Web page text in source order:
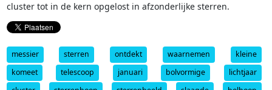
cluster tot in de kern opgelost in afzonderlijke sterren.
messier sterren ontdekt waarnemen
kleine
komeet
telescoop januari bolvormige
lichtjaar